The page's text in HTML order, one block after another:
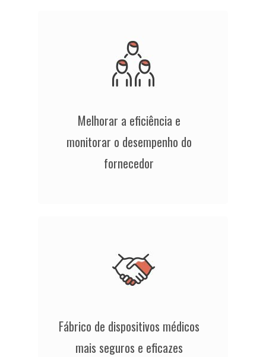
Melhorar a eficiência e
monitorar o desempenho do
fornecedor
Fábrico de dispositivos médicos
mais seguros e eficazes